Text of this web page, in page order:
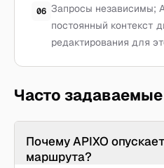
06 Запросы независимы;
постоянный контекст
редактирования для
Часто
Почему APIXO
маршрута?